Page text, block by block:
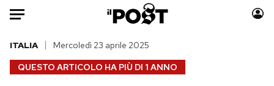
Auto
HOME
QUESTO ARTICOLO HA PIÙ DI 1 ANNO
ITALIA Mercoledì 23 aprile 2025